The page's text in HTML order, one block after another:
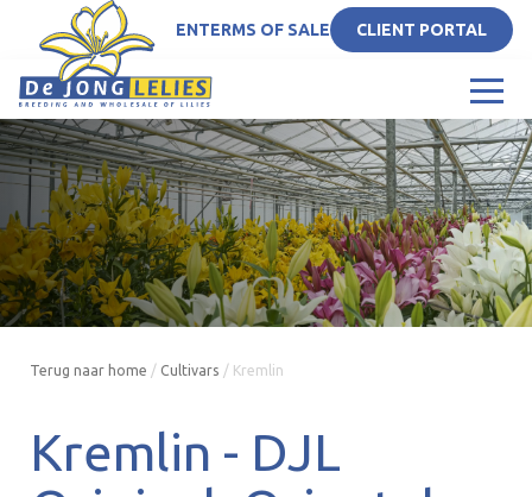
ENTERMS OF SALE CLIENT PORTAL
Terug naar home / Cultivars / Kremlin
Kremlin - DJL